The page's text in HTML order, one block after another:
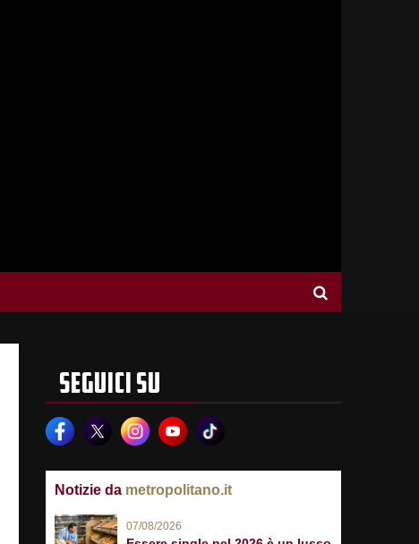
SEGUICI SU
Notizie da metropolitano.it
07/08/2026